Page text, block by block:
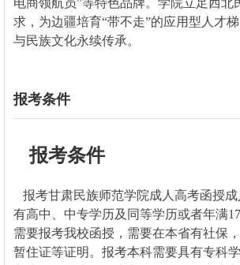
求，为边疆培育“带不走”的应用型人才
与民族文化永续传承。
报考条件
报考条件
报考甘肃民族师范学院成人高考函授
有高中、中专学历及同等学历或者年满
需要报考我校函授，需要在本省有社保
暂住证等证明。报考本科需要具有专科